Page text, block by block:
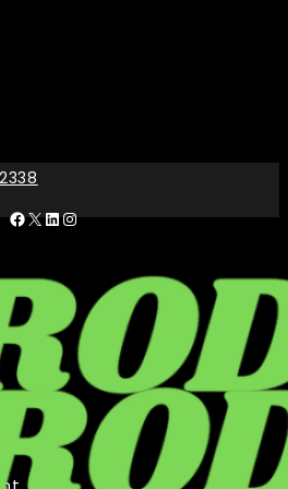
Facebook
X LinkedIn
Instagram